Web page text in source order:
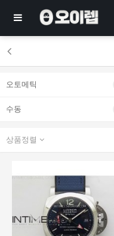
오토메틱
수동
상품정렬